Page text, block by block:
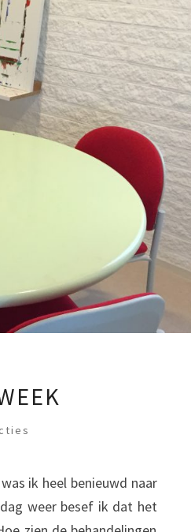
ik heel benieuwd naar
weer besef ik dat het